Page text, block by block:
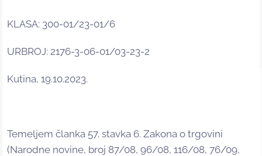
KLASA: 300-01/23-01/6
URBROJ: 2176-3-06-01/03-23-2
Kutina, 19.10.2023.
Temeljem članka 57. stavka 6. Zakona o trgovini
(Narodne novine, broj 87/08, 96/08, 116/08, 76/09,